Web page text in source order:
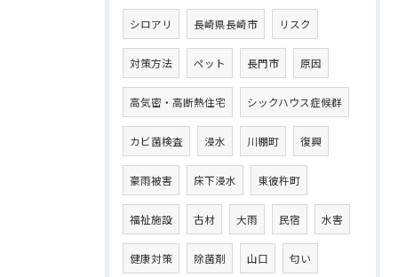
シロアリ 長崎県長崎市 リスク
対策方法 ペット 長門市 原因
高気密・高断熱住宅 シックハウス症候群
カビ菌検査 浸水 川棚町 復興
豪雨被害 床下浸水 東彼杵町
福祉施設 古材 大雨 民宿 水害
健康対策 除菌剤 山口 匂い